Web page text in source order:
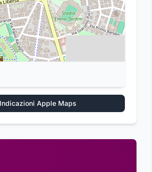
Indicazioni Apple Maps